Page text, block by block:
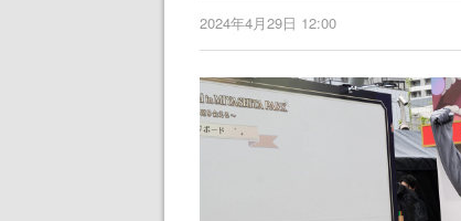
2024年4月29日 12:00